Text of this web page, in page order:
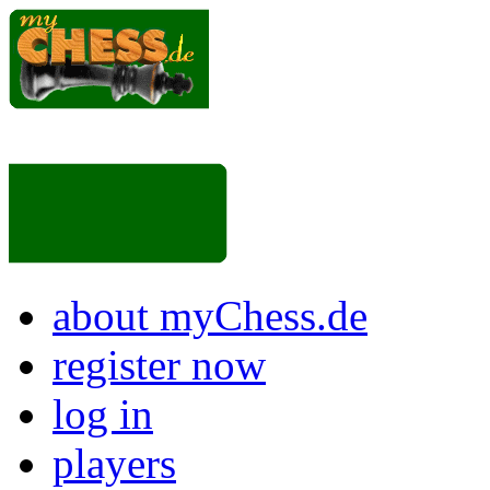
about myChess.de
register now
log in
players